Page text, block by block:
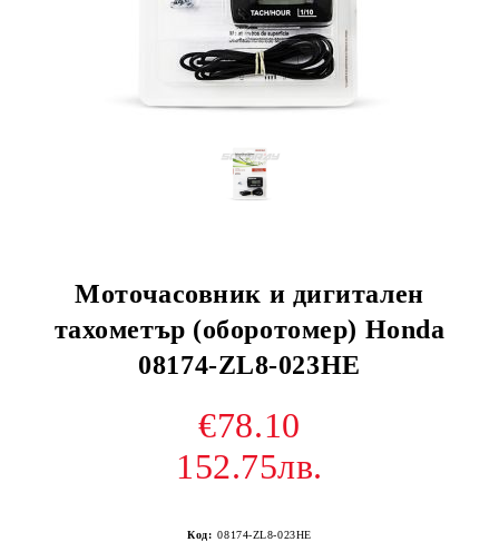
Моточасовник и дигитален
тахометър (оборотомер) Honda
08174-ZL8-023HE
€78.10
152.75лв.
Код: 08174-ZL8-023HE